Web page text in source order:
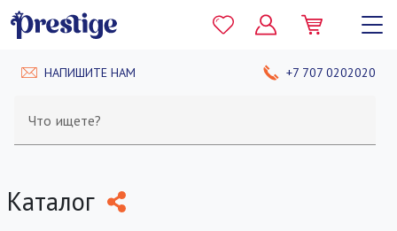
НАПИШИТЕ НАМ +7 707 0202020
Что ищете?
Каталог